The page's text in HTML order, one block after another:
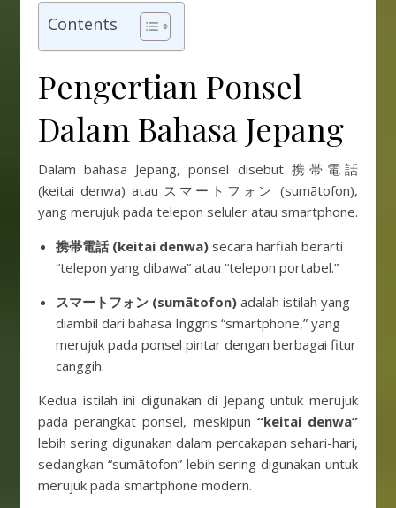
Contents
Pengertian Ponsel
Dalam Bahasa Jepang
Dalam bahasa Jepang, ponsel disebut 携帯電話
(keitai denwa) atau スマートフォン (sumātofon),
yang merujuk pada telepon seluler atau smartphone.
携帯電話 (keitai denwa) secara harfiah berarti
“telepon yang dibawa” atau “telepon portabel.”
スマートフォン (sumātofon) adalah istilah yang
diambil dari bahasa Inggris “smartphone,” yang
merujuk pada ponsel pintar dengan berbagai fitur
canggih.
Kedua istilah ini digunakan di Jepang untuk merujuk
pada perangkat ponsel, meskipun “keitai denwa”
lebih sering digunakan dalam percakapan sehari-hari,
sedangkan “sumātofon” lebih sering digunakan untuk
merujuk pada smartphone modern.